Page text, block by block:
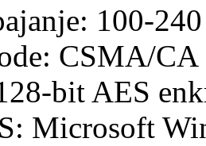
100-
CSMA/CA
bit AES
Microsoft